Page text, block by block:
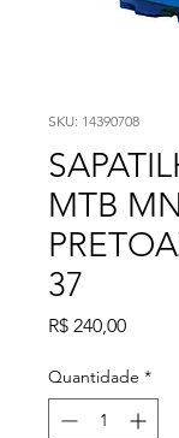
SKU: 14390708
MTB
37
R$ 240,00Preço
Quantidade *